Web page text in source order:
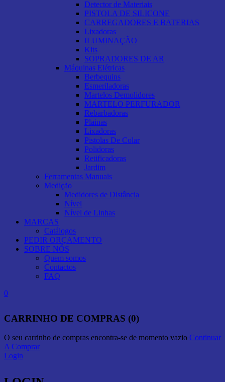
Detector de Materiais
PISTOLA DE SILICONE
CARREGADORES E BATERIAS
Lixadoras
ILUMINAÇÃO
Kits
SOPRADORES DE AR
Máquinas Elétricas
Berbequins
Esmeriladoras
Martelos Demolidores
MARTELO PERFURADOR
Rebarbadoras
Plainas
Lixadoras
Pistolas De Colar
Polidoras
Retificadoras
Jardim
Ferramentas Manuais
Medição
Medidores de Distância
Nível
Nível de Linhas
MARCAS
Catálogos
PEDIR ORÇAMENTO
SOBRE NÓS
Quem somos
Contactos
FAQ
0
CARRINHO DE COMPRAS (0)
O seu carrinho de compras encontra-se de momento vazio Continuar
A Comprar
Login